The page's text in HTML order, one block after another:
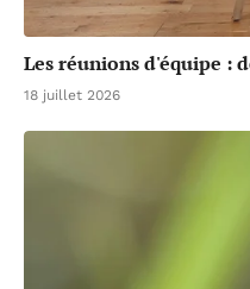
Les réunions d'équipe :
18 juillet 2026